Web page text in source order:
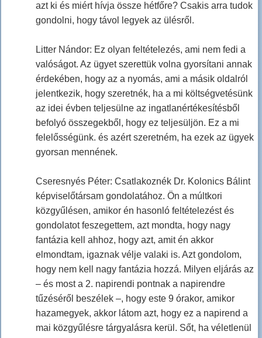
azt ki és miért hívja össze hétfőre? Csakis arra tudok
gondolni, hogy távol legyek az ülésről.
Litter Nándor: Ez olyan feltételezés, ami nem fedi a
valóságot. Az ügyet szerettük volna gyorsítani annak
érdekében, hogy az a nyomás, ami a másik oldalról
jelentkezik, hogy szeretnék, ha a mi költségvetésünk
az idei évben teljesülne az ingatlanértékesítésből
befolyó összegekből, hogy ez teljesüljön. Ez a mi
felelősségünk. és azért szeretném, ha ezek az ügyek
gyorsan mennének.
Cseresnyés Péter: Csatlakoznék Dr. Kolonics Bálint
képviselőtársam gondolatához. Ön a múltkori
közgyűlésen, amikor én hasonló feltételezést és
gondolatot feszegettem, azt mondta, hogy nagy
fantázia kell ahhoz, hogy azt, amit én akkor
elmondtam, igaznak vélje valaki is. Azt gondolom,
hogy nem kell nagy fantázia hozzá. Milyen eljárás az
– és most a 2. napirendi pontnak a napirendre
tűzéséről beszélek –, hogy este 9 órakor, amikor
hazamegyek, akkor látom azt, hogy ez a napirend a
mai közgyűlésre tárgyalásra kerül. Sőt, ha véletlenül